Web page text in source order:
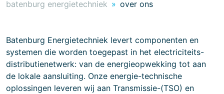
batenburg energietechniek over ons
Batenburg Energietechniek levert componenten en
systemen die worden toegepast in het electriciteits-
distributienetwerk: van de energieopwekking tot aan
de lokale aansluiting. Onze energie-technische
oplossingen leveren wij aan Transmissie-(TSO) en